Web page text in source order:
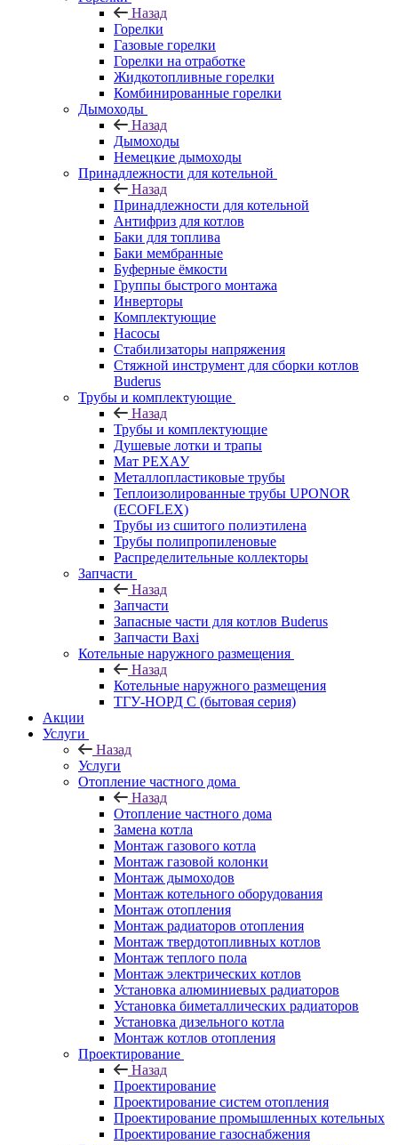
Назад
Горелки
Газовые горелки
Горелки на отработке
Жидкотопливные горелки
Комбинированные горелки
Дымоходы
Назад
Дымоходы
Немецкие дымоходы
Принадлежности для котельной
Назад
Принадлежности для котельной
Антифриз для котлов
Баки для топлива
Баки мембранные
Буферные ёмкости
Группы быстрого монтажа
Инверторы
Комплектующие
Насосы
Стабилизаторы напряжения
Стяжной инструмент для сборки котлов
Buderus
Трубы и комплектующие
Назад
Трубы и комплектующие
Душевые лотки и трапы
Мат РЕХАУ
Металлопластиковые трубы
Теплоизолированные трубы UPONOR
(ECOFLEX)
Трубы из сшитого полиэтилена
Трубы полипропиленовые
Распределительные коллекторы
Запчасти
Назад
Запчасти
Запасные части для котлов Buderus
Запчасти Baxi
Котельные наружного размещения
Назад
Котельные наружного размещения
ТГУ-НОРД С (бытовая серия)
Акции
Услуги
Назад
Услуги
Отопление частного дома
Назад
Отопление частного дома
Замена котла
Монтаж газового котла
Монтаж газовой колонки
Монтаж дымоходов
Монтаж котельного оборудования
Монтаж отопления
Монтаж радиаторов отопления
Монтаж твердотопливных котлов
Монтаж теплого пола
Монтаж электрических котлов
Установка алюминиевых радиаторов
Установка биметаллических радиаторов
Установка дизельного котла
Монтаж котлов отопления
Проектирование
Назад
Проектирование
Проектирование систем отопления
Проектирование промышленных котельных
Проектирование газоснабжения